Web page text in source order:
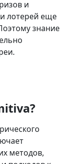
и
лотерей еще
знание
методов,